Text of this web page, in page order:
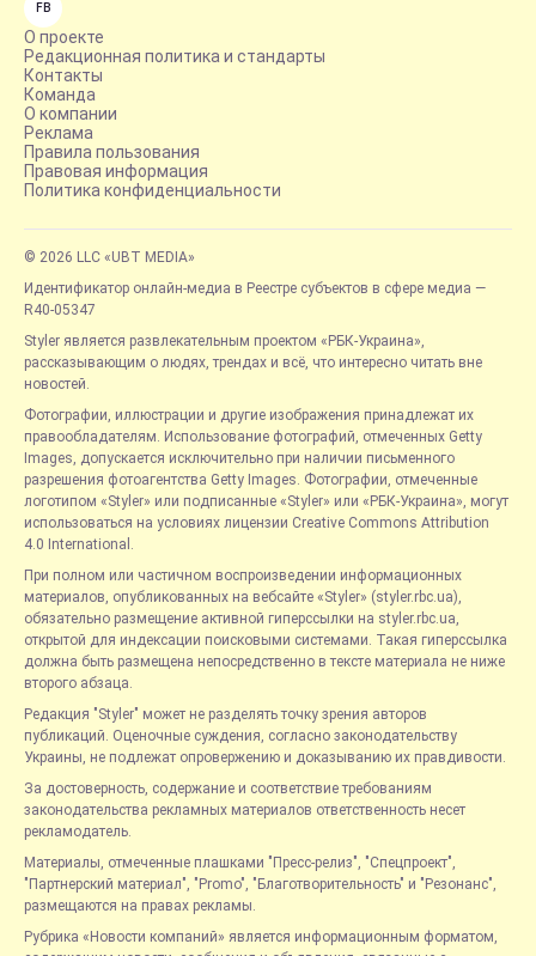
FB
О проекте
Редакционная политика и стандарты
Контакты
Команда
О компании
Реклама
Правила пользования
Правовая информация
Политика конфиденциальности
© 2026 LLC «UBT MEDIA»
Идентификатор онлайн-медиа в Реестре субъектов в сфере медиа —
R40-05347
Styler является развлекательным проектом «РБК-Украина»,
рассказывающим о людях, трендах и всё, что интересно читать вне
новостей.
Фотографии, иллюстрации и другие изображения принадлежат их
правообладателям. Использование фотографий, отмеченных Getty
Images, допускается исключительно при наличии письменного
разрешения фотоагентства Getty Images. Фотографии, отмеченные
логотипом «Styler» или подписанные «Styler» или «РБК-Украина», могут
использоваться на условиях лицензии Creative Commons Attribution
4.0 International.
При полном или частичном воспроизведении информационных
материалов, опубликованных на вебсайте «Styler» (styler.rbc.ua),
обязательно размещение активной гиперссылки на styler.rbc.ua,
открытой для индексации поисковыми системами. Такая гиперссылка
должна быть размещена непосредственно в тексте материала не ниже
второго абзаца.
Редакция "Styler" может не разделять точку зрения авторов
публикаций. Оценочные суждения, согласно законодательству
Украины, не подлежат опровержению и доказыванию их правдивости.
За достоверность, содержание и соответствие требованиям
законодательства рекламных материалов ответственность несет
рекламодатель.
Материалы, отмеченные плашками "Пресс-релиз", "Спецпроект",
"Партнерский материал", "Promo", "Благотворительность" и "Резонанс",
размещаются на правах рекламы.
Рубрика «Новости компаний» является информационным форматом,